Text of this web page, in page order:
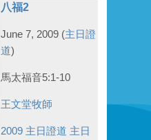
八福2
June 7, 2009 (主日證
道)
馬太福音5:1-10
王文堂牧師
2009 主日證道 主日